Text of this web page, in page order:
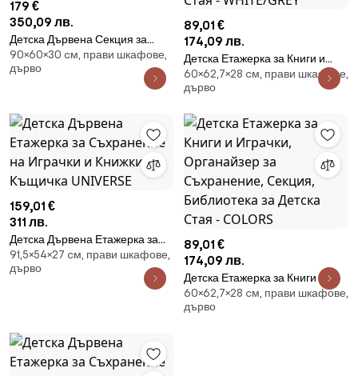
179 €
350,09 лв.
Детска Дървена Секция за
Съхранение на Книжки и
Играчки на 4 Нива с Вратичка -
90×60×30 cм, прави шкафове,
дърво
89,01 €
174,09 лв.
Детска Етажерка за Книги и
Играчки, Органайзер, Секция,
Библиотека за Детска Стая -
60×62,7×28 cм, прави шкафове,
дърво
159,01 €
311 лв.
Детска Дървена Етажерка за
Съхранение на Играчки и
Книжки - Къщичка UNIVERSE
91,5×54×27 cм, прави шкафове,
дърво
89,01 €
174,09 лв.
Детска Етажерка за Книги и
Играчки, Органайзер за
Съхранение, Секция,
60×62,7×28 cм, прави шкафове,
дърво